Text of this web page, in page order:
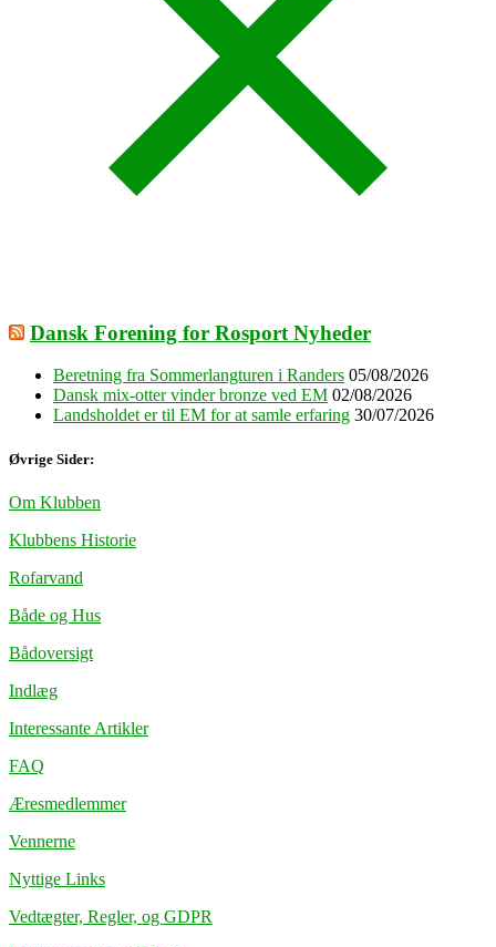
Dansk Forening for Rosport Nyheder
Beretning fra Sommerlangturen i Randers 05/08/2026
Dansk mix-otter vinder bronze ved EM 02/08/2026
Landsholdet er til EM for at samle erfaring 30/07/2026
Øvrige Sider:
Om Klubben
Klubbens Historie
Rofarvand
Både og Hus
Bådoversigt
Indlæg
Interessante Artikler
FAQ
Æresmedlemmer
Vennerne
Nyttige Links
Vedtægter, Regler, og GDPR